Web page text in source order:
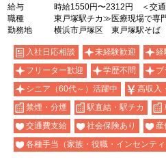
給与
時給1550円〜2312円 ＜交通
職種
東戸塚駅チカ≫医療現場で専
勤務地
横浜市戸塚区 東戸塚駅そば
入社日応相談 未経験歓迎 経
フリーター歓迎
学歴不問 ブ
シニア（60代～）活躍中
高収入
禁煙・分煙
駅直結・駅チカ
交通費支給
社会保険あり 産
各種手当（家族・役職・インセンテ